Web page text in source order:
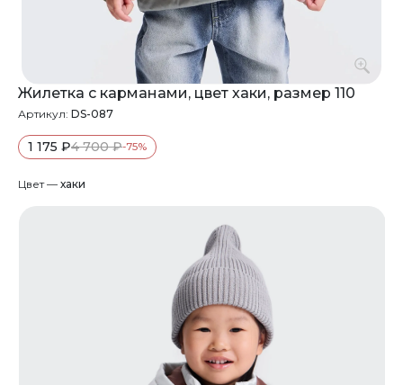
Жилетка с карманами, цвет хаки, размер 110
Артикул: DS-087
1 175 ₽4 700 ₽-75%
Цвет — хаки